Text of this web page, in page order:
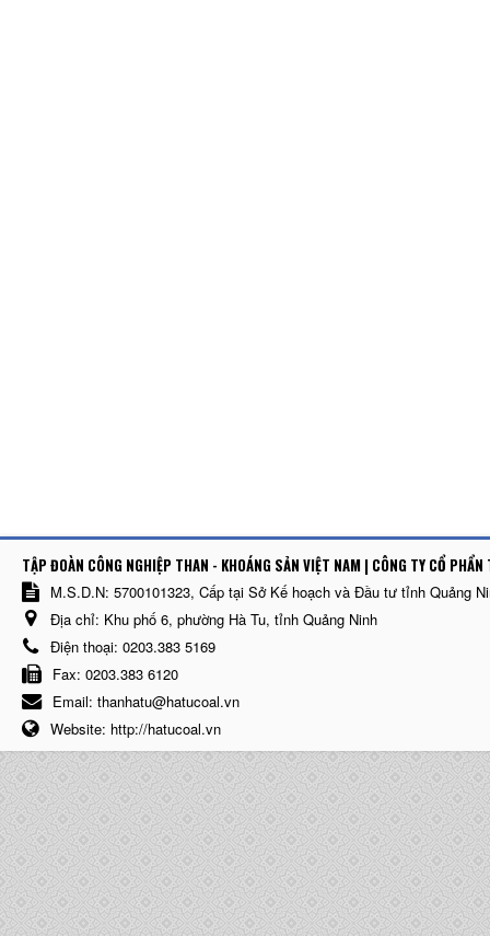
TẬP ĐOÀN CÔNG NGHIỆP THAN - KHOÁNG SẢN VIỆT NAM | CÔNG TY CỔ
M.S.D.N: 5700101323, Cấp tại Sở Kế hoạch và Đầu tư tỉnh Quảng
Địa chỉ: Khu phố 6, phường Hà Tu, tỉnh Quảng Ninh
Điện thoại: 0203.383 5169
Fax: 0203.383 6120
Email: thanhatu@hatucoal.vn
Website: http://hatucoal.vn